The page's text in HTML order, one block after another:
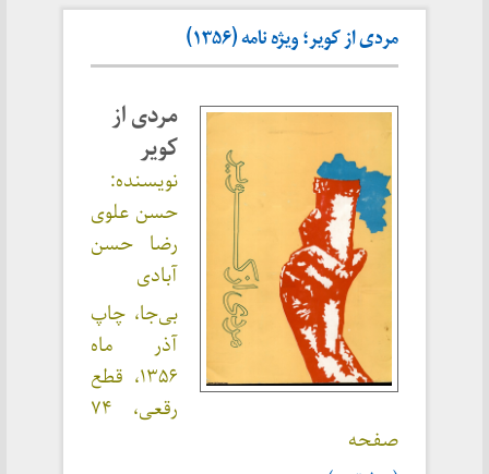
مردی از کویر؛ ویژه نامه (۱۳۵۶)
مردی از
کویر
نویسنده:
حسن علوی
رضا حسن
آبادی
بی‌جا، چاپ
آذر ماه
۱۳۵۶، قطع
رقعی، ۷۴
صفحه